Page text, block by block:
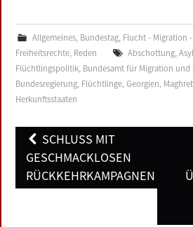
Allgemeines, Bundestag, Flucht - Migration
Freiheitsrechte, Reden Abschottung, Asyl
Flüchtlingspolitik, Bundesamt für Migration und
Bundesregierung, Flüchtlinge,Georgien,
Herkunftsstaaten
Post
navigation
SCHLUSS MIT
GESCHMACKLOSEN
RÜCKKEHRKAMPAGNEN